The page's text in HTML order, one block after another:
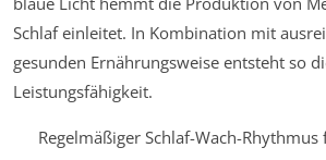
Schlaf einleitet. In Kombination mit
gesunden Ernährungsweise entsteht so
Leistungsfähigkeit.
Regelmäßiger Schlaf-Wach-